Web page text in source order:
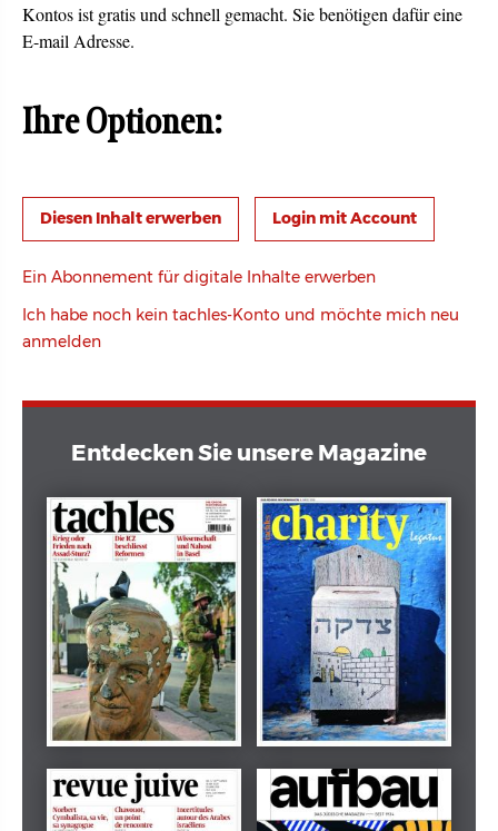
Kontos ist gratis und schnell gemacht. Sie benötigen dafür eine
E-mail Adresse.
Ihre Optionen:
Login mit Account
Ein Abonnement für digitale Inhalte erwerben
Ich habe noch kein tachles-Konto und möchte mich neu
anmelden
Entdecken Sie unsere Magazine
Dezember 2024
tachles
März 2026
Beilage